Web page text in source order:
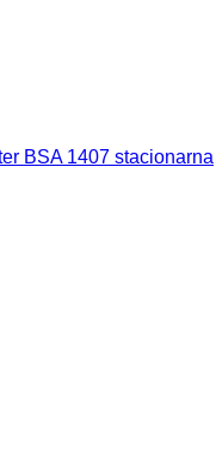
BSA 1407 stacionarna